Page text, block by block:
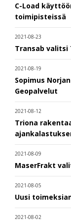
C-Load
toimipisteissä
2021-08-23
Transab valitsi
2021-08-19
Sopimus
Geopalvelut
2021-08-12
Triona
2021-08-09
MaserFrakt
2021-08-05
Uusi
2021-08-02